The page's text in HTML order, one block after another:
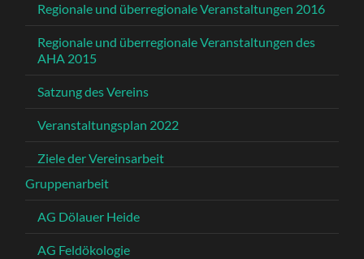
Regionale und überregionale Veranstaltungen 2016
Regionale und überregionale Veranstaltungen des
AHA 2015
Satzung des Vereins
Veranstaltungsplan 2022
Ziele der Vereinsarbeit
Gruppenarbeit
AG Dölauer Heide
AG Feldökologie